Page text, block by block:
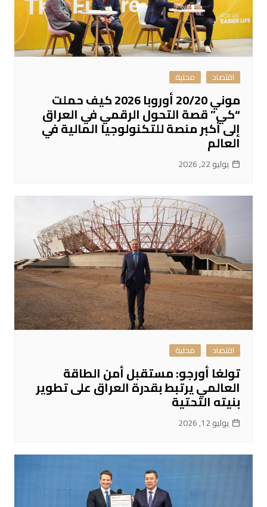
اقتصاد محلية
موني 20/20 أوروبا 2026 كيف حملت
“كي” قصة التحول الرقمي في العراق
إلى أكبر منصة للتكنولوجيا المالية في
العالم
يوليو 22, 2026
اقتصاد محلية
تولغا أورجو: مستقبل أمن الطاقة
العالمي يرتبط بقدرة العراق على تطوير
بنيته التحتية
يوليو 12, 2026